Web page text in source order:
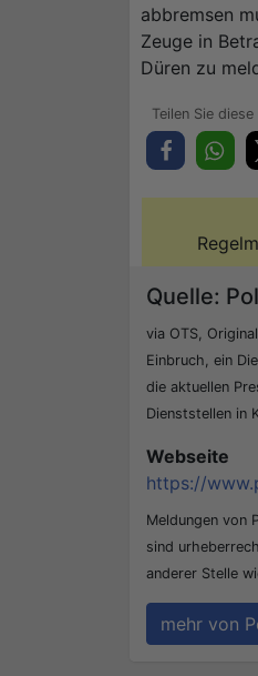
abbremsen
Zeuge in
Düren zu
Quelle:
via OTS,
Einbruch, ein
die aktuellen
Dienststellen in
Webseite
https://
Meldungen von
sind
anderer Stelle
mehr von